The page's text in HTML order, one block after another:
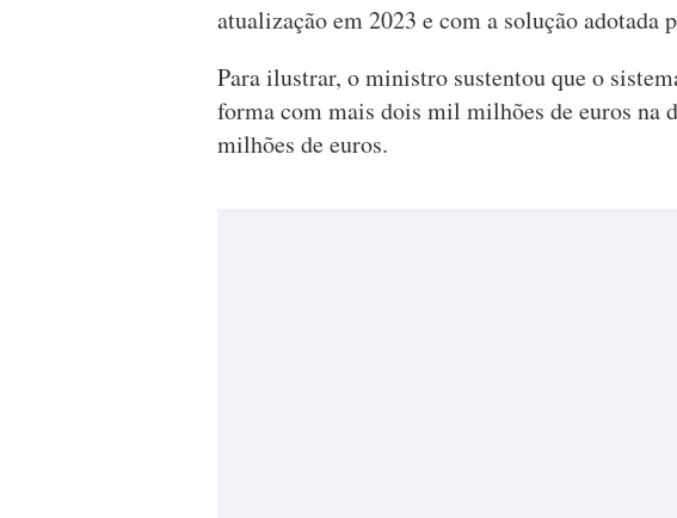
atualização em 2023 e com a solução adotada
Para ilustrar, o ministro sustentou que o
forma com mais dois mil milhões de euros na
milhões de euros.